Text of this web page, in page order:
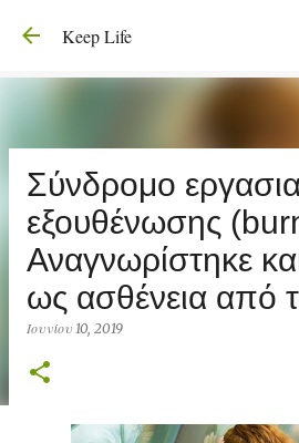
Μετάβαση στο κύριο
Keep Life
Σύνδρομο
εξουθένωσης
Αναγνωρίστηκε
ως ασθένεια από
Ιουνίου 10, 2019